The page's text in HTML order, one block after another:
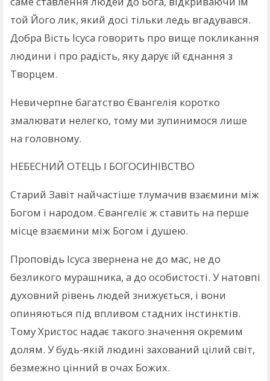
той Його лик, який досі тільки ледь вгадувався.
Добра Вість Ісуса говорить про вище покликання
людини і про радість, яку дарує їй єднання з
Творцем.
Невичерпне багатство Євангелія коротко
змалювати нелегко, тому ми зупинимося лише
на головному.
НЕБЕСНИЙ ОТЕЦЬ І БОГОСИНІВСТВО
Старий Завіт найчастіше тлумачив взаємини між
Богом і народом. Євангеліє ж ставить на перше
місце взаємини між Богом і душею.
Проповідь Ісуса звернена не до мас, не до
безликого мурашника, а до особистості. У натовпі
духовний рівень людей знижується, і вони
опиняються під впливом стадних інстинктів.
Тому Христос надає такого значення окремим
долям. У будь-якій людині захований цілий світ,
безмежно цінний в очах Божих.